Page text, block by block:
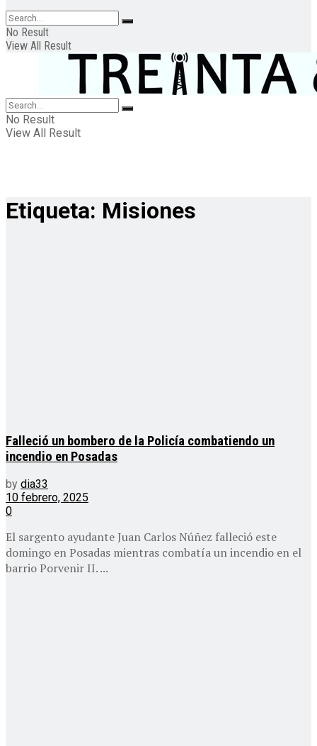
No Result
View All Result
No Result
View All Result
Etiqueta: Misiones
Falleció un bombero de la Policía combatiendo un
incendio en Posadas
by dia33
10 febrero, 2025
0
El sargento ayudante Juan Carlos Núñez falleció este
domingo en Posadas mientras combatía un incendio en el
barrio Porvenir II. ...